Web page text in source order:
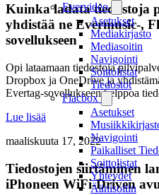
Evervideo
Asetukset
Mediakirjasto
Mediasoitin
Navigointi
Soittolistat
Tiedostot
Flacbox
Asetukset
Navigointi
Paikalliset
Soittolistat
Yhteydet
Äänisoitin
Kuinka ladata tiedostoja
yhdistää ne Evermusic-,
sovellukseen
Opi lataamaan tiedostoja
Dropbox ja OneDrive ja
Evertag-sovellukseen helppoa
Lue lisää
maaliskuuta 17, 2022
Tiedostojen siirtäminen
iPhoneen WiFi-Driven